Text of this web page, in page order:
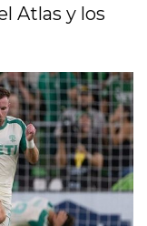
Atlas y los